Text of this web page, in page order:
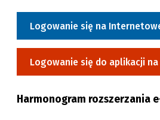
Logowanie się na
Logowanie się do aplikacji
Harmonogram rozszerzania
Zalety centralnej e-rejestracji:
w jednym miejscu zebrane są